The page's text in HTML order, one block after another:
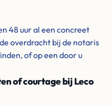
48 uur al een concreet
overdracht bij de notaris
of op een door u
of courtage bij Leco